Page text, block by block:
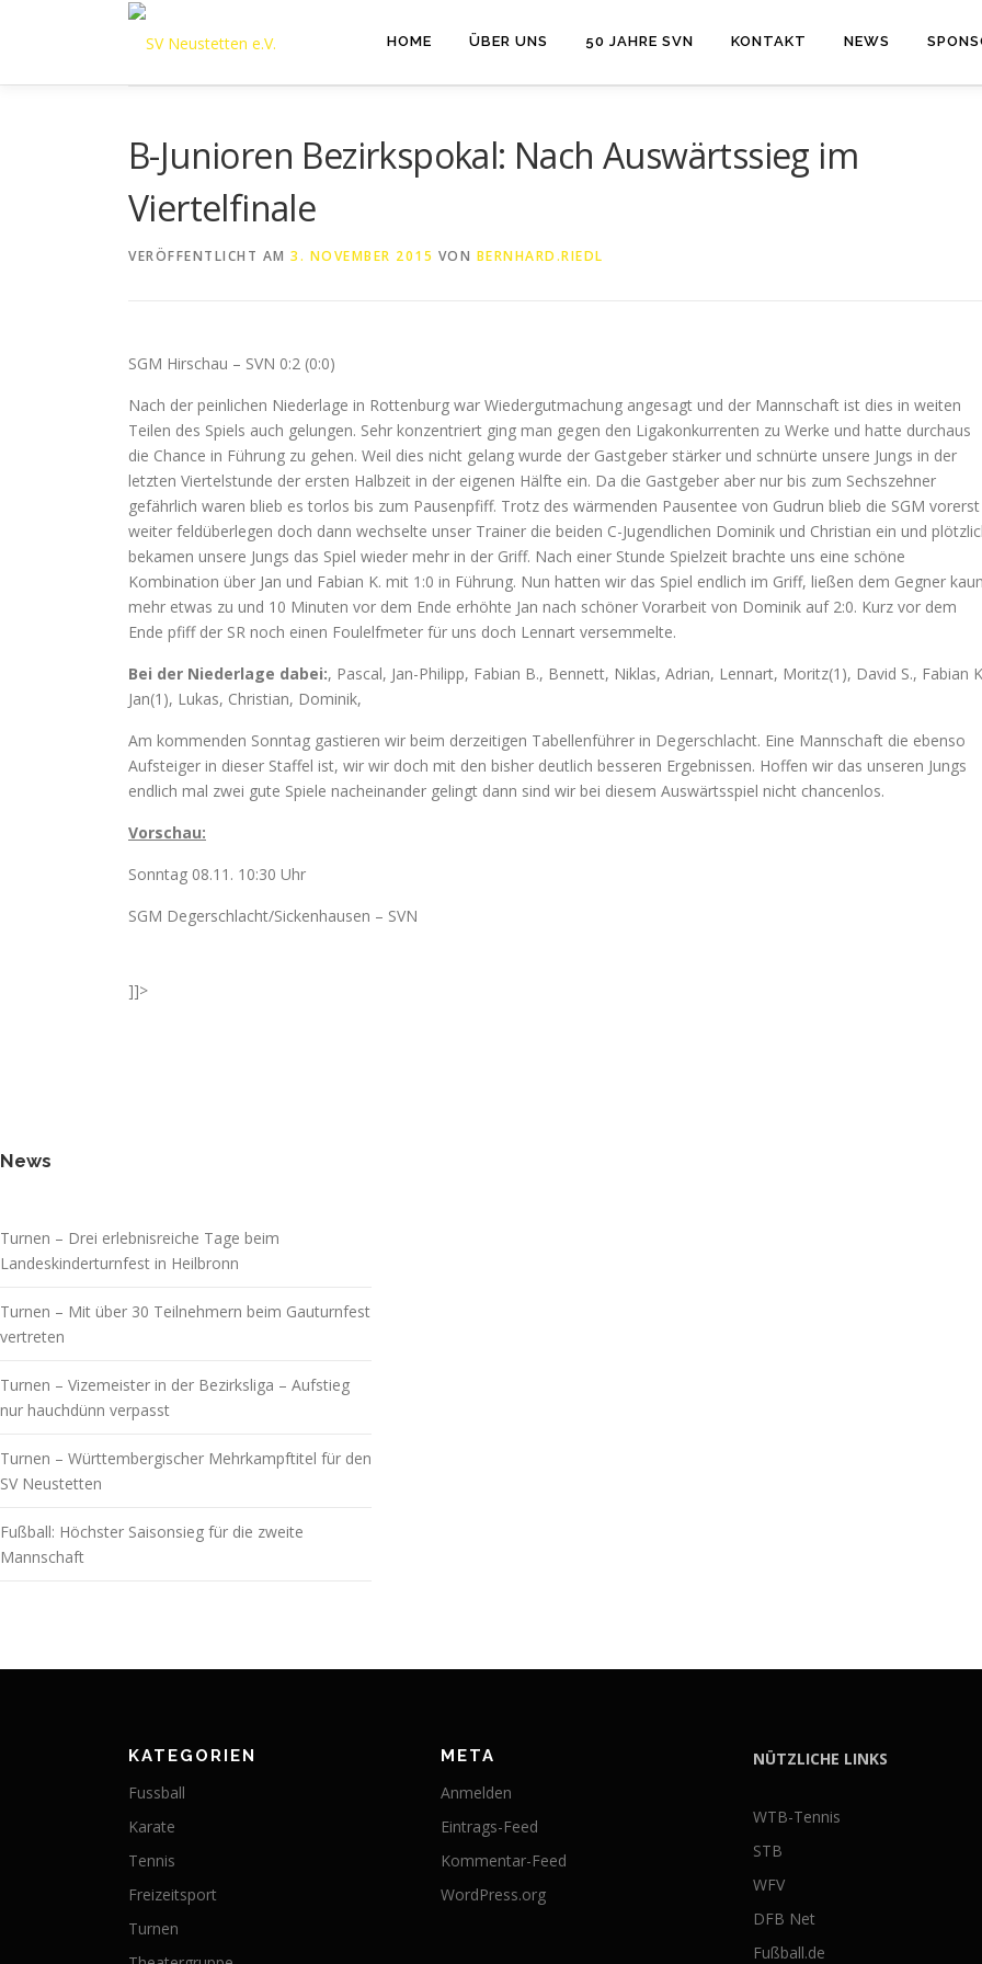
HOME ÜBER UNS 50 JAHRE SVN KONTAKT NEWS
B-Junioren Bezirkspokal: Nach Auswärtssieg im
Viertelfinale
VERÖFFENTLICHT AM 3. NOVEMBER 2015 VON BERNHARD.RIEDL
SGM Hirschau – SVN 0:2 (0:0)
Nach der peinlichen Niederlage in Rottenburg war Wiedergutmachung angesagt und der Mannschaft ist dies in weiten
Teilen des Spiels auch gelungen. Sehr konzentriert ging man gegen den Ligakonkurrenten zu Werke und hatte durchaus
die Chance in Führung zu gehen. Weil dies nicht gelang wurde der Gastgeber stärker und schnürte unsere Jungs in der
letzten Viertelstunde der ersten Halbzeit in der eigenen Hälfte ein. Da die Gastgeber aber nur bis zum Sechszehner
gefährlich waren blieb es torlos bis zum Pausenpfiff. Trotz des wärmenden Pausentee von Gudrun blieb die SGM vorerst
weiter feldüberlegen doch dann wechselte unser Trainer die beiden C-Jugendlichen Dominik und Christian ein und
bekamen unsere Jungs das Spiel wieder mehr in der Griff. Nach einer Stunde Spielzeit brachte uns eine schöne
Kombination über Jan und Fabian K. mit 1:0 in Führung. Nun hatten wir das Spiel endlich im Griff, ließen dem Gegner
mehr etwas zu und 10 Minuten vor dem Ende erhöhte Jan nach schöner Vorarbeit von Dominik auf 2:0. Kurz vor dem
Ende pfiff der SR noch einen Foulelfmeter für uns doch Lennart versemmelte.
Bei der Niederlage dabei:, Pascal, Jan-Philipp, Fabian B., Bennett, Niklas, Adrian, Lennart, Moritz(1), David S., Fabian
Jan(1), Lukas, Christian, Dominik,
Am kommenden Sonntag gastieren wir beim derzeitigen Tabellenführer in Degerschlacht. Eine Mannschaft die ebenso
Aufsteiger in dieser Staffel ist, wir wir doch mit den bisher deutlich besseren Ergebnissen. Hoffen wir das unseren Jungs
endlich mal zwei gute Spiele nacheinander gelingt dann sind wir bei diesem Auswärtsspiel nicht chancenlos.
Vorschau:
Sonntag 08.11. 10:30 Uhr
SGM Degerschlacht/Sickenhausen – SVN
]]>
News
Turnen – Drei erlebnisreiche Tage beim
Landeskinderturnfest in Heilbronn
Turnen – Mit über 30 Teilnehmern beim Gauturnfest
vertreten
Turnen – Vizemeister in der Bezirksliga – Aufstieg
nur hauchdünn verpasst
Turnen – Württembergischer Mehrkampftitel für den
SV Neustetten
Fußball: Höchster Saisonsieg für die zweite
Mannschaft
KATEGORIEN
Fussball
Karate
Tennis
Freizeitsport
Turnen
META
Anmelden
Eintrags-Feed
Kommentar-Feed
WordPress.org
NÜTZLICHE LINKS
WTB-Tennis
STB
WFV
DFB Net
Fußball.de